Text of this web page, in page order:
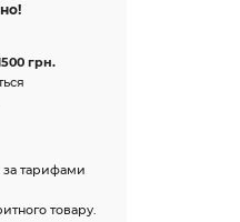
грн.
за тарифами
товару.